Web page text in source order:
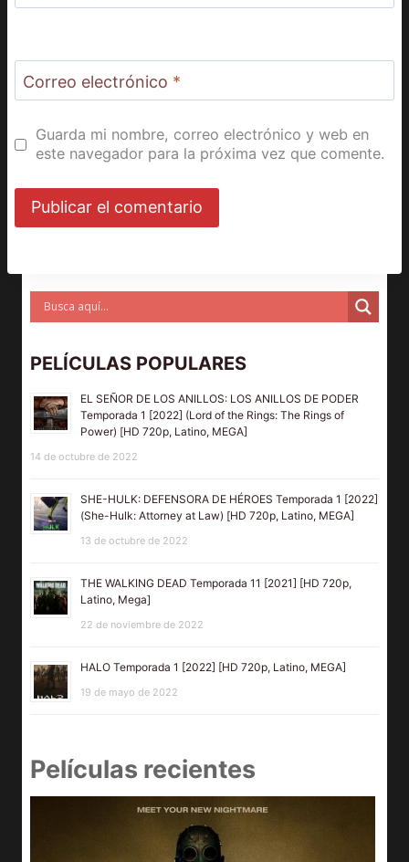
Correo electrónico *
Guarda mi nombre, correo electrónico y web en
este navegador para la próxima vez que comente.
PELÍCULAS POPULARES
EL SEÑOR DE LOS ANILLOS: LOS ANILLOS DE PODER
Temporada 1 [2022] (Lord of the Rings: The Rings of
Power) [HD 720p, Latino, MEGA]
14 de octubre de 2022
SHE-HULK: DEFENSORA DE HÉROES Temporada 1 [2022]
(She-Hulk: Attorney at Law) [HD 720p, Latino, MEGA]
13 de octubre de 2022
THE WALKING DEAD Temporada 11 [2021] [HD 720p,
Latino, Mega]
22 de noviembre de 2022
HALO Temporada 1 [2022] [HD 720p, Latino, MEGA]
19 de mayo de 2022
Películas recientes